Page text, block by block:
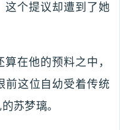
这个提议却遭到了她
在他的预料之中，
前这位自幼受着传统
苏梦璃。